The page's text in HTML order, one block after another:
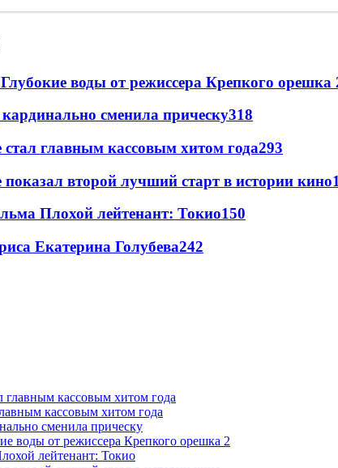
воды от режиссера Крепкого орешка
сменила прическу318
главным кассовым хитом года293
второй лучший старт в истории кино
Плохой лейтенант: Токио150
Екатерина Голубева242
кассовым хитом года
сменила прическу
воды от режиссера Крепкого орешка 2
лейтенант: Токио